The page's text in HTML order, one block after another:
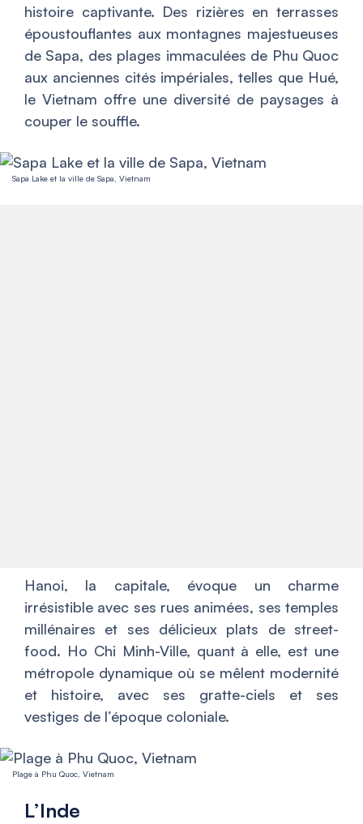
histoire captivante. Des rizières en terrasses
époustouflantes aux montagnes majestueuses
de Sapa, des plages immaculées de Phu Quoc
aux anciennes cités impériales, telles que Hué,
le Vietnam offre une diversité de paysages à
couper le souffle.
Sapa Lake et la ville de Sapa, Vietnam
Hanoi, la capitale, évoque un charme
irrésistible avec ses rues animées, ses temples
millénaires et ses délicieux plats de street-
food. Ho Chi Minh-Ville, quant à elle, est une
métropole dynamique où se mêlent modernité
et histoire, avec ses gratte-ciels et ses
vestiges de l’époque coloniale.
Plage à Phu Quoc, Vietnam
L’Inde